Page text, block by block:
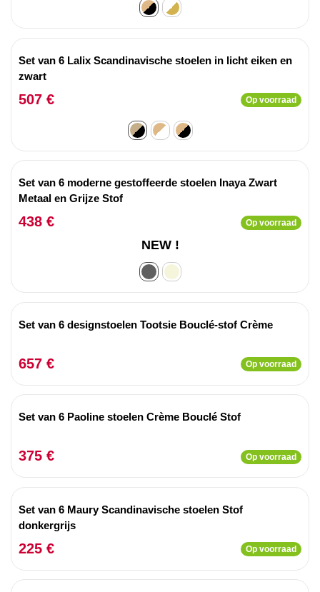
Set van 6 Lalix Scandinavische stoelen in licht eiken en
zwart
507 € Op voorraad
Set van 6 moderne gestoffeerde stoelen Inaya Zwart
Metaal en Grijze Stof
438 € Op voorraad
NEW !
Set van 6 designstoelen Tootsie Bouclé-stof Crème
657 € Op voorraad
Set van 6 Paoline stoelen Crème Bouclé Stof
375 € Op voorraad
Set van 6 Maury Scandinavische stoelen Stof
donkergrijs
225 € Op voorraad